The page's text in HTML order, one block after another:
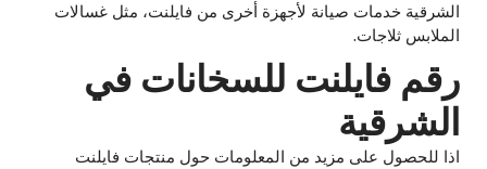
الشرقية خدمات صيانة لأجهزة أخرى من فايلنت، مثل غسالات
الملابس ثلاجات.
رقم فايلنت للسخانات في
الشرقية
اذا للحصول على مزيد من المعلومات حول منتجات فايلنت